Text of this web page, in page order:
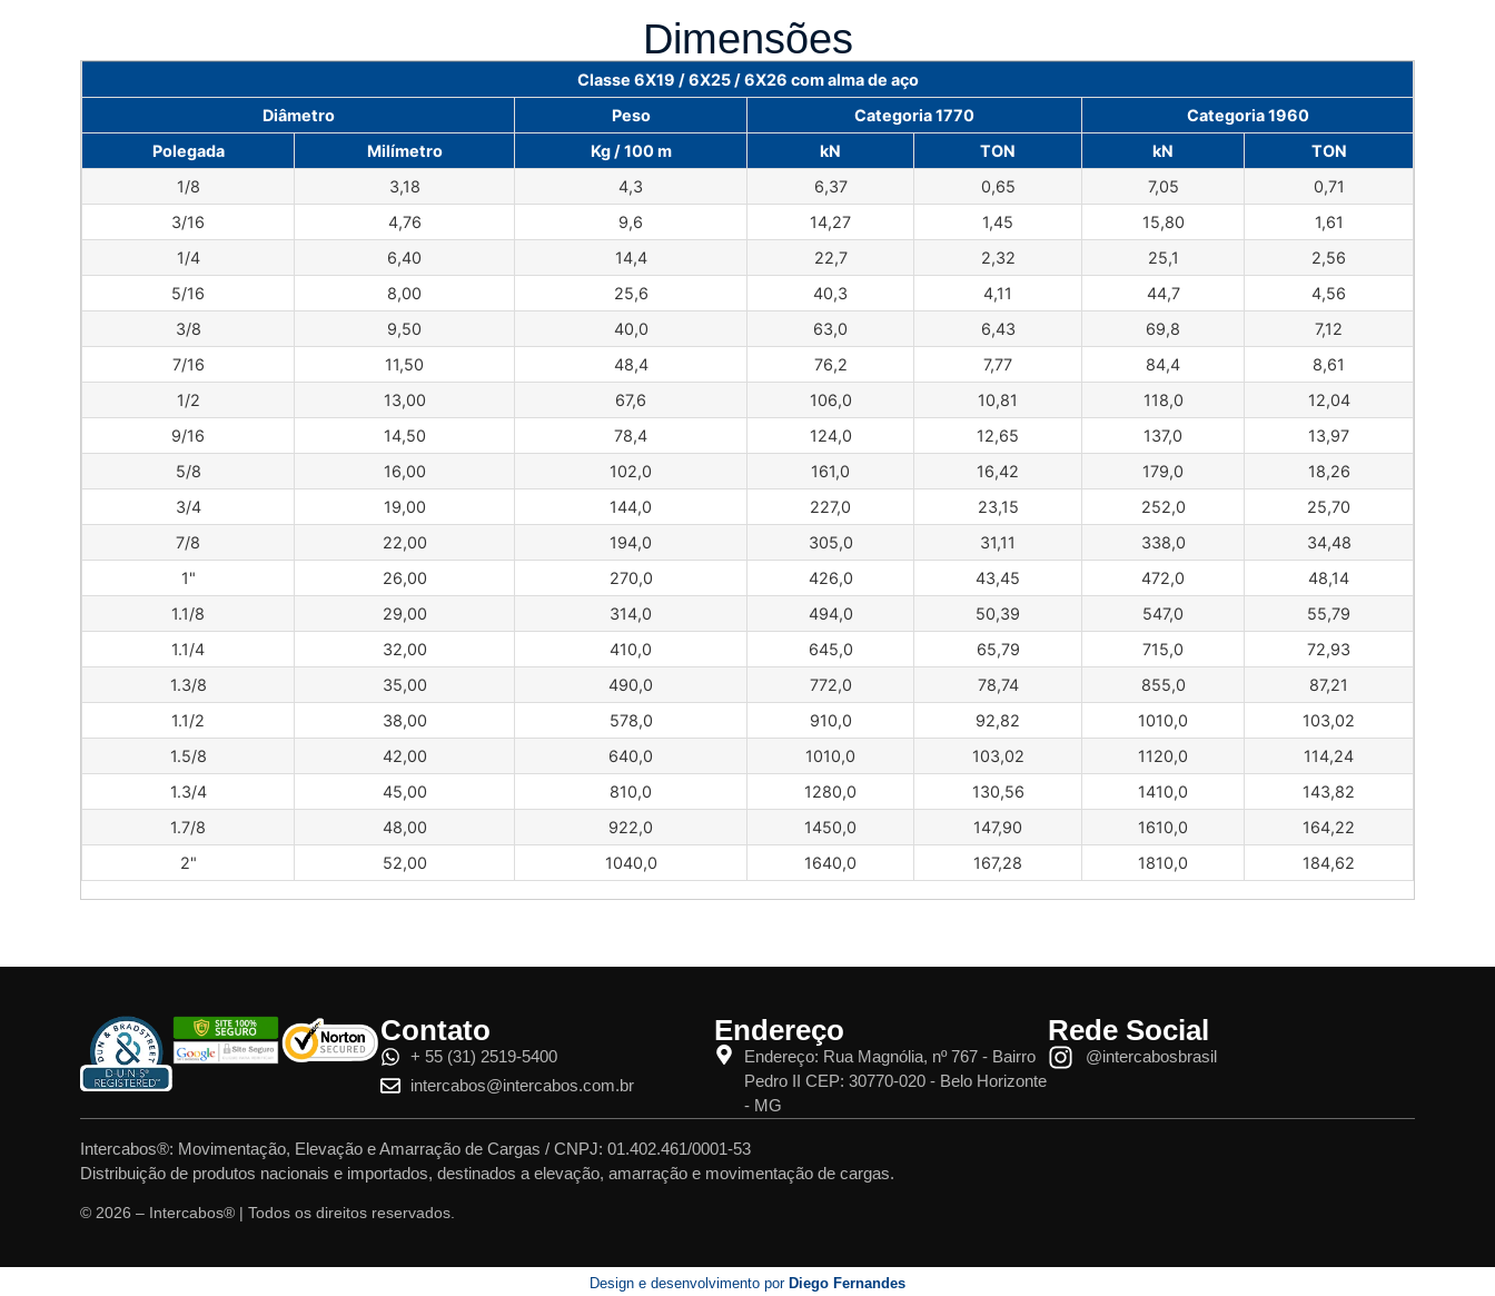
Dimensões
Classe 6X19 / 6X25 / 6X26 com alma de aço
Diâmetro
Peso Categoria 1770
Categoria 1960
Polegada
Milímetro Kg / 100 m kN TON kN
TON
1/8
3,18 4,3 6,37 0,65 7,05
0,71
3/16
4,76 9,6 14,27 1,45 15,80
1,61
1/4
6,40 14,4 22,7 2,32 25,1
2,56
5/16
8,00 25,6 40,3 4,11 44,7
4,56
3/8
9,50 40,0 63,0 6,43 69,8
7,12
7/16
11,50 48,4 76,2 7,77 84,4
8,61
1/2
13,00 67,6 106,0 10,81 118,0
12,04
9/16
14,50 78,4 124,0 12,65 137,0
13,97
5/8
16,00 102,0 161,0 16,42 179,0
18,26
3/4
19,00 144,0 227,0 23,15 252,0
25,70
7/8
22,00 194,0 305,0 31,11 338,0
34,48
1"
26,00 270,0 426,0 43,45 472,0
48,14
1.1/8
29,00 314,0 494,0 50,39 547,0
55,79
1.1/4
32,00 410,0 645,0 65,79 715,0
72,93
1.3/8
35,00 490,0 772,0 78,74 855,0
87,21
1.1/2
38,00 578,0 910,0 92,82 1010,0
103,02
1.5/8
42,00 640,0 1010,0 103,02 1120,0
114,24
1.3/4
45,00 810,0 1280,0 130,56 1410,0
143,82
1.7/8
48,00 922,0 1450,0 147,90 1610,0
164,22
2"
52,00 1040,0 1640,0 167,28 1810,0 184,62
Contato
+ 55 (31) 2519-5400
intercabos@intercabos.com.br
Endereço
Endereço: Rua Magnólia, nº 767 - Bairro
Pedro II CEP: 30770-020 - Belo Horizonte
- MG
Rede Social
@intercabosbrasil
Intercabos®: Movimentação, Elevação e Amarração de Cargas / CNPJ: 01.402.461/0001-53
Distribuição de produtos nacionais e importados, destinados a elevação, amarração e movimentação de cargas.
© 2026 – Intercabos® | Todos os direitos reservados.
Design e desenvolvimento por Diego Fernandes